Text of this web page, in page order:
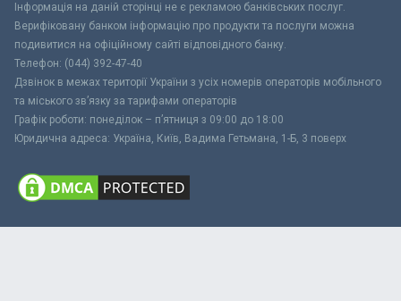
Інформація на даній сторінці не є рекламою банківських послуг.
Верифіковану банком інформацію про продукти та послуги можна
подивитися на офіційному сайті відповідного банку.
Телефон: (044) 392-47-40
Дзвінок в межах території України з усіх номерів операторів мобільного
та міського зв’язку за тарифами операторів
Графік роботи: понеділок – п’ятниця з 09:00 до 18:00
Юридична адреса: Україна, Київ, Вадима Гетьмана, 1-Б, 3 поверх